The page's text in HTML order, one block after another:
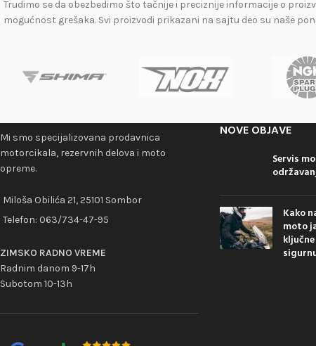
Trudimo se da obezbedimo što tačnije i preciznije informacije o
mogućnost grešaka. Svi proizvodi prikazani na sajtu deo su naše
Mi smo specijalizovana prodavnica
motorcikala, rezervnih delova i moto
opreme.
Miloša Obilića 21, 25101 Sombor
Telefon: 063/734-47-95
ZIMSKO RADNO VREME
Radnim danom 9-17h
Subotom 10-13h
NOVE OBJAVE
Servis
Kako
moto